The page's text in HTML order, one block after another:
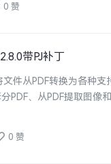
0 赞
带PJ补丁
件从PDF转换为各种支
、从PDF提取图像
0 赞